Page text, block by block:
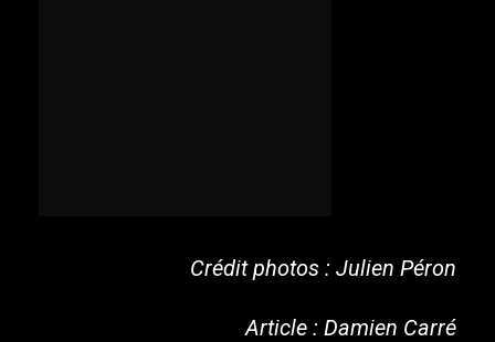
Crédit photos : Julien Péron
Article : Damien Carré